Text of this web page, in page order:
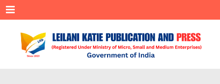
Menu